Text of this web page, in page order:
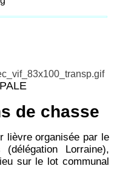
de chasse
lièvre organisée par le
Lorraine),
sur le lot communal